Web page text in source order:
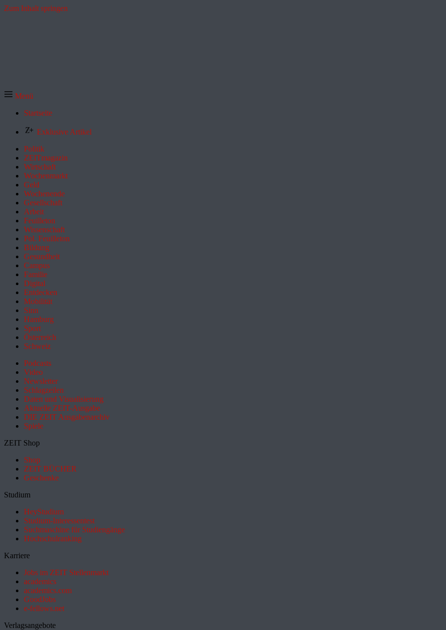
Zum Inhalt springen
Menü
Startseite
Exklusive Artikel
Politik
ZEITmagazin
Wirtschaft
Wochenmarkt
Geld
Wochenende
Gesellschaft
Arbeit
Feuilleton
Wissenschaft
Pol. Feuilleton
Bildung
Gesundheit
Campus
Familie
Digital
Entdecken
Mobilität
Sinn
Hamburg
Sport
Österreich
Schweiz
Podcasts
Video
Newsletter
Schlagzeilen
Daten und Visualisierung
Aktuelle ZEIT-Ausgabe
DIE ZEIT Ausgabenarchiv
Spiele
ZEIT Shop
Shop
ZEIT BÜCHER
Geschenke
Studium
HeyStudium
Studium-Interessentest
Suchmaschine für Studiengänge
Hochschulranking
Karriere
Jobs im ZEIT Stellenmarkt
academics
academics.com
GoodJobs
e-fellows.net
Verlagsangebote